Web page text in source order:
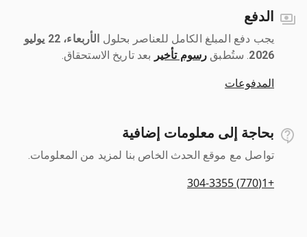
الدفع
يجب دفع المبلغ الكامل للعناصر بحلول ‎
الأربعاء، 22 يوليو
2026
رسوم تأخير بعد تاريخ الاستحقاق.
المدفوعات
بحاجة إلى معلومات إضافية
تواصل مع موقع الحدث الخاص بنا لمزيد من المعلومات.
+1(770) 304-3355